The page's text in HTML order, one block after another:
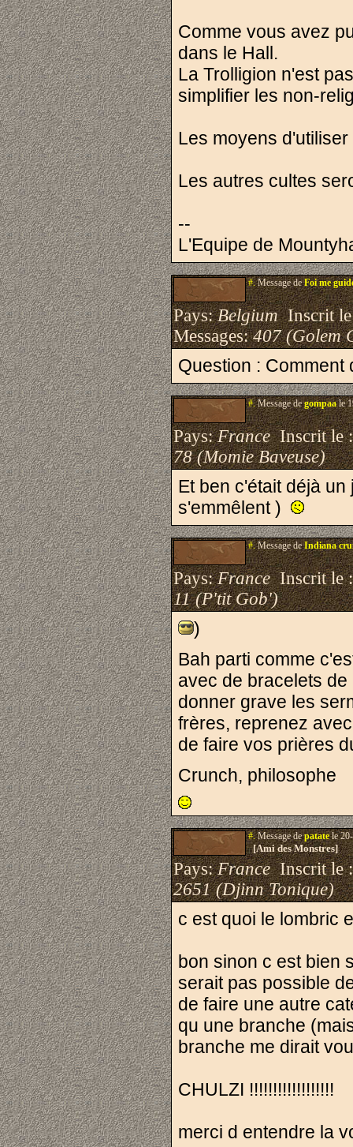
Comme vous avez
dans le Hall.
La Trolligion n'est
simplifier les non-
Les moyens
Les autres cultes
--
L'Equipe de
#.Message deFoi me
Pays:BelgiumInscrit
Messages:407 (Golem
Question : Comment
#.Message degompaale
Pays:FranceInscrit le
78 (Momie Baveuse)
Et ben c'était déjà
s'emmêlent )
#.Message deIndiana
Pays:FranceInscrit le
11 (P'tit Gob')
)
Bah parti comme
avec de bracelets
donner grave les
frères, reprenez
de faire vos prières
Crunch, philosophe
#.Message depatatele
[Ami des Monstres]
Pays:FranceInscrit le
2651 (Djinn Tonique)
c est quoi le lombric
bon sinon c est bien
serait pas possible
de faire une autre
qu une branche
branche me dirait
CHULZI !!!!!!!!!!!!!!!!!!
merci d entendre la